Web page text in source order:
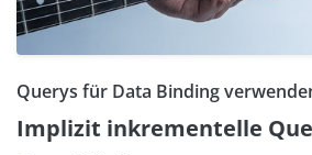
Querys für Data Binding
Implizit inkrementelle